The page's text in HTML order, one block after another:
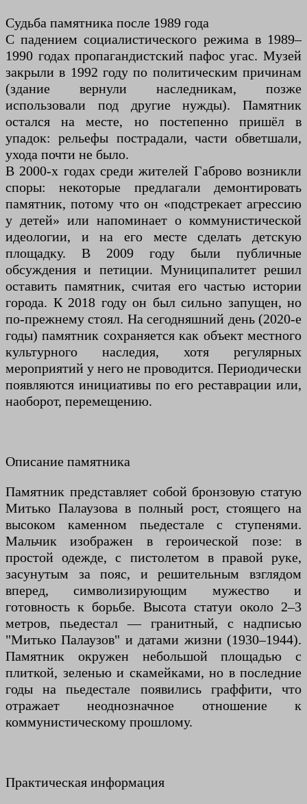
Судьба памятника после 1989 года
С падением социалистического режима в 1989–
1990 годах пропагандистский пафос угас. Музей
закрыли в 1992 году по политическим причинам
(здание вернули наследникам, позже
использовали под другие нужды). Памятник
остался на месте, но постепенно пришёл в
упадок: рельефы пострадали, части обветшали,
ухода почти не было.
В 2000-х годах среди жителей Габрово возникли
споры: некоторые предлагали демонтировать
памятник, потому что он «подстрекает агрессию
у детей» или напоминает о коммунистической
идеологии, и на его месте сделать детскую
площадку. В 2009 году были публичные
обсуждения и петиции. Муниципалитет решил
оставить памятник, считая его частью истории
города. К 2018 году он был сильно запущен, но
по-прежнему стоял. На сегодняшний день (2020-е
годы) памятник сохраняется как объект местного
культурного наследия, хотя регулярных
мероприятий у него не проводится. Периодически
появляются инициативы по его реставрации или,
наоборот, перемещению.
Описание памятника
Памятник представляет собой бронзовую статую
Митько Палаузова в полный рост, стоящего на
высоком каменном пьедестале с ступенями.
Мальчик изображен в героической позе: в
простой одежде, с пистолетом в правой руке,
засунутым за пояс, и решительным взглядом
вперед, символизирующим мужество и
готовность к борьбе. Высота статуи около 2–3
метров, пьедестал — гранитный, с надписью
"Митько Палаузов" и датами жизни (1930–1944).
Памятник окружен небольшой площадью с
плиткой, зеленью и скамейками, но в последние
годы на пьедестале появились граффити, что
отражает неоднозначное отношение к
коммунистическому прошлому.
Практическая информация